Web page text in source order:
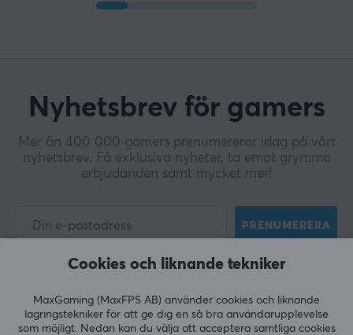
Nyhetsbrev för gamers
Mer än 400 000 gamers prenumererar idag på vårt
nyhetsbrev. Få exklusiva nyheter, ta emot grymma
erbjudanden samt mycket mer!
PRENUMERERA
KUNDSERVICE
Cookies och liknande tekniker
MaxGaming (MaxFPS AB) använder cookies och liknande
lagringstekniker för att ge dig en så bra användarupplevelse
som möjligt. Nedan kan du välja att acceptera samtliga cookies